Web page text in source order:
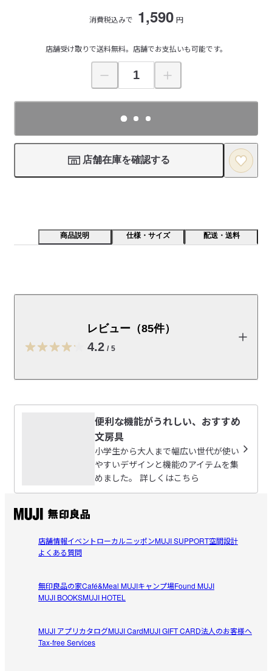
消費税込みで 1,590 円
店舗受け取りで送料無料。店舗でお支払いも可能です。
店舗在庫を確認する
商品説明 仕様・サイズ 配送・送料
１ｃｍ、重量約２０ｇ　ペン先は03_細字(F:_ファイン)
です。
取扱説明書（PDF：0MB）
取扱説明書（PDF：0.1MB）
店舗受け取り可・コンビニ受け取り可
レビュー（85件）
4.2 / 5
万年筆としてはとてもリーズナブルで、普段使いしやすい
のではと思います。使い心地もとても書きやすいです。た
ないですが、インクが速乾性ではないので、書いてすぐノ
ートを閉じるととなりのページに字が移ってしまうことが
参考になった（1人）
2026/06/18
文房具会社の万年筆だと予算が足りなくて、でも無印さん
感じこちらを購入。
結果、日記を書く時自分に対しての自己満足感が上がりま
ゆう
2026/05/10
便利な機能がうれしい、おすすめ
文房具
小学生から大人まで幅広い世代が使い
やすいデザインと機能のアイテムを集
めました。 詳しくはこちら
店舗情報イベントローカルニッポンMUJI SUPPORT空間設計
よくある質問
無印良品の家Café&Meal MUJIキャンプ場Found MUJI
MUJI BOOKSMUJI HOTEL
MUJI アプリカタログMUJI CardMUJI GIFT CARD法人のお客様へ
Tax-free Services